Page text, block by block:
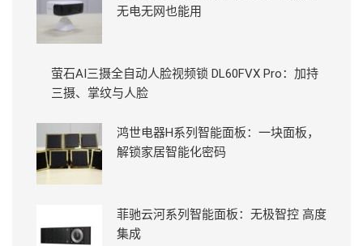
无电无网也能用
萤石AI三摄全自动人脸视频锁 DL60FVX Pro：加持
三摄、掌纹与人脸
鸿世电器H系列智能面板：一块面板，
解锁家居智能化密码
菲驰云河系列智能面板：无极智控 高度
集成